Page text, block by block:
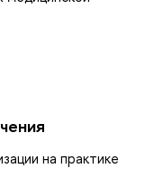
на практике